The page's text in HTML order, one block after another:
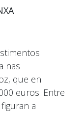
nas
que en
euros. Entre
a